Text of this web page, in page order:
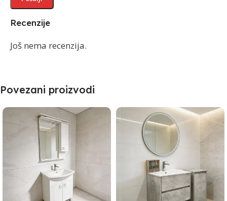
Recenzije
Još nema recenzija.
Povezani proizvodi